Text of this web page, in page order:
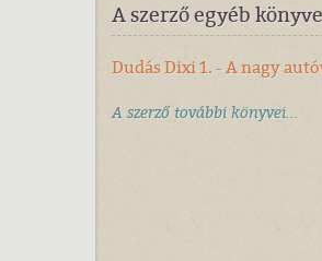
A szerző egyéb
Dudás Dixi 1. - A nagy
A szerző további könyvei...